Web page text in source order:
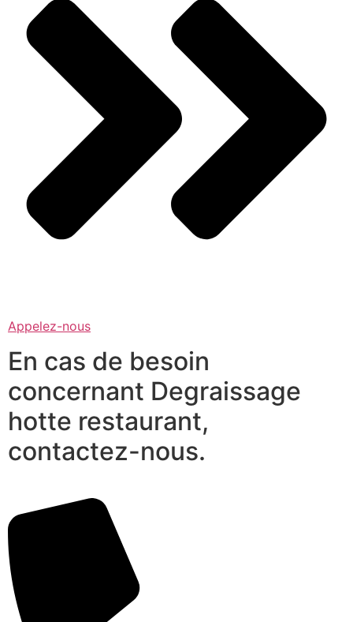
Appelez-nous
En cas de besoin
concernant Degraissage
hotte restaurant,
contactez-nous.